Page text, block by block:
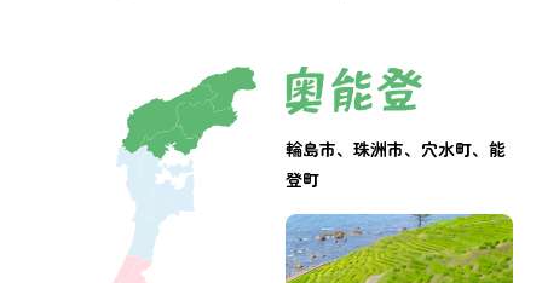
輪島市、珠洲市、穴水町、能
登町